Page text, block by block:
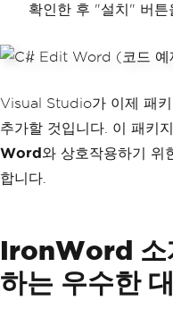
확인한 후 "설치" 버튼
Visual Studio가 이제 패
추가할 것입니다. 이 패키
Word 와 상호작용하기 위
합니다.
IronWord 소
하는 우수한